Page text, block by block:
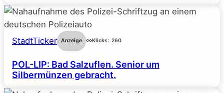
StadtTicker Anzeige Klicks: 260
POL-LIP: Bad Salzuflen. Senior um
Silbermünzen gebracht.